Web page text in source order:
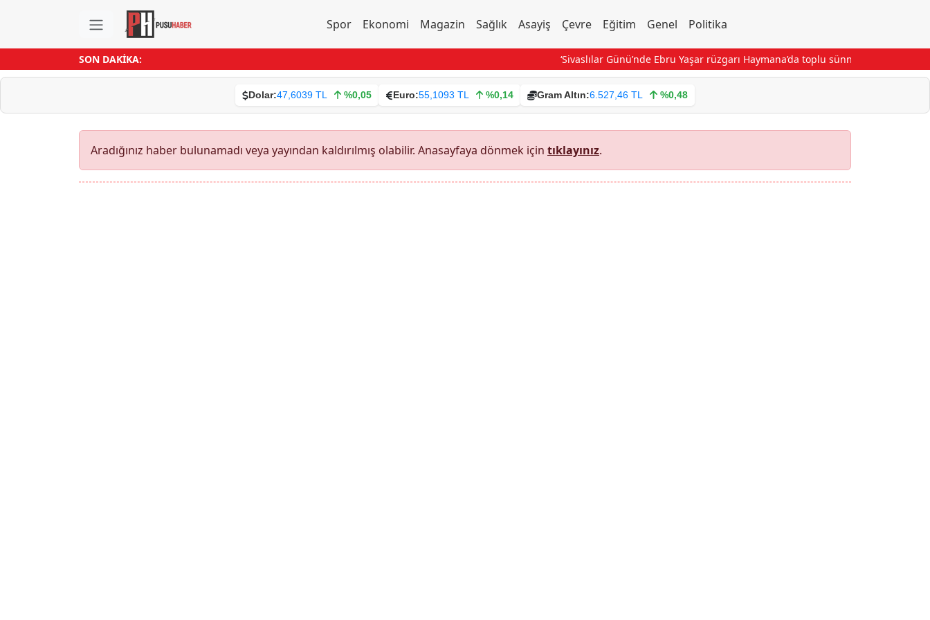
Spor Ekonomi Magazin Sağlık Asayiş Çevre Eğitim Genel Politika
SON DAKİKA: ‘Sivaslılar Günü’nde Ebru Yaşar rüzgarıHaymana’da toplu sünnet
Dolar:47,6039 TL %0,05 Euro:55,1093 TL %0,14 Gram Altın:6.527,46 TL %0,48
Aradığınız haber bulunamadı veya yayından kaldırılmış olabilir. Anasayfaya dönmek için tıklayınız.